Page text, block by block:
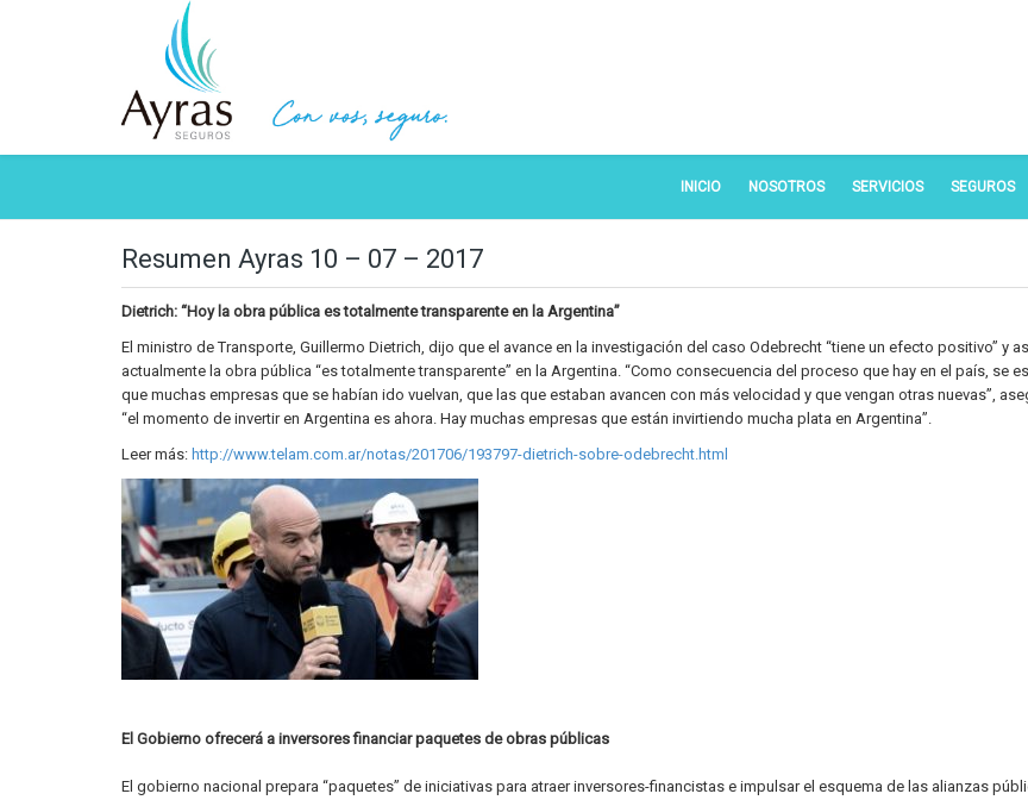
INICIO NOSOTROS SERVICIOS SEGUROS
Resumen Ayras 10 – 07 – 2017
Dietrich: “Hoy la obra pública es totalmente transparente en la Argentina”
El ministro de Transporte, Guillermo Dietrich, dijo que el avance en la investigación del caso Odebrecht “tiene un efecto positivo” y
actualmente la obra pública “es totalmente transparente” en la Argentina. “Como consecuencia del proceso que hay en el país, se
que muchas empresas que se habían ido vuelvan, que las que estaban avancen con más velocidad y que vengan otras nuevas”,
“el momento de invertir en Argentina es ahora. Hay muchas empresas que están invirtiendo mucha plata en Argentina”.
Leer más: http://www.telam.com.ar/notas/201706/193797-dietrich-sobre-odebrecht.html
El Gobierno ofrecerá a inversores financiar paquetes de obras públicas
El gobierno nacional prepara “paquetes” de iniciativas para atraer inversores-financistas e impulsar el esquema de las alianzas